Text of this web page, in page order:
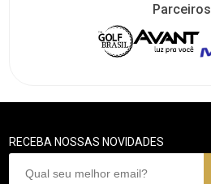
Parceiros
RECEBA NOSSAS NOVIDADES